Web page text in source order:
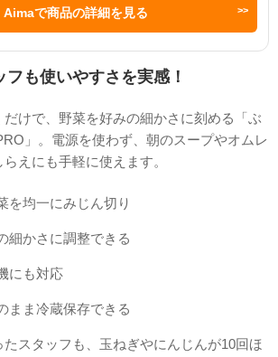
Aimaで商品の詳細を見る
も使いやすさを実感！
けで、野菜を好みの細かさに刻める「ぶ
」。電源を使わず、朝のスープやオムレ
えにも手軽に使えます。
を均一にみじん切り
細かさに調整できる
にも対応
まま冷蔵保存できる
スタッフも、玉ねぎやにんじんが10回ほ